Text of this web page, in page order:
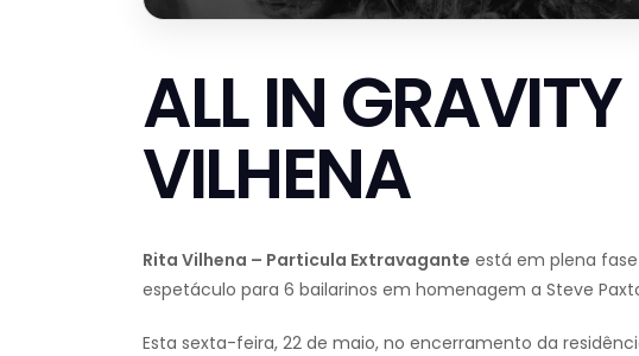
ALL IN
VILHENA
Rita Vilhena – Particula Extravagante está em plena
espetáculo para 6 bailarinos em homenagem a Steve
Esta sexta-feira, 22 de maio, no encerramento da